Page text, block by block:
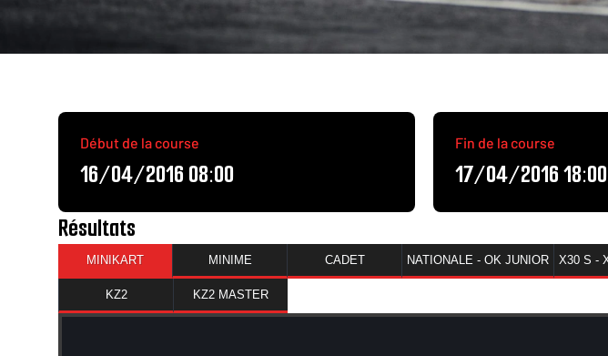
Début de la course
16/04/2016 08:00
Fin de la course
17/04/2016 18:00
Résultats